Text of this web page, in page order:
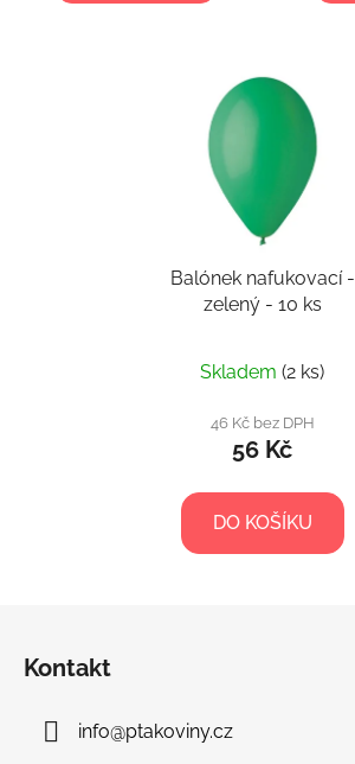
Balónek nafukovací -
zelený - 10 ks
Skladem (2 ks)
46 Kč bez DPH
56 Kč
DO KOŠÍKU
Kontakt
info@ptakoviny.cz